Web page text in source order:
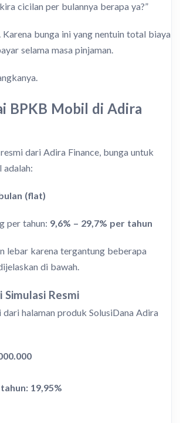
cicilan per bulannya berapa ya?”
Karena bunga ini yang nentuin total biaya
selama masa pinjaman.
BPKB Mobil di Adira
dari Adira Finance, bunga untuk
(flat)
per tahun: 9,6% – 29,7% per tahun
lebar karena tergantung beberapa
di bawah.
Simulasi Resmi
halaman produk SolusiDana Adira
19,95%